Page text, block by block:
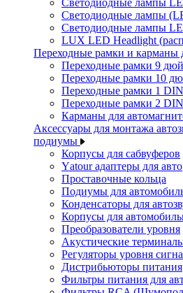
Светодиодные лампы
Светодиодные лампы
Светодиодные лампы
LUX LED Headlight
Переходные рамки и карманы
Переходные рамки 9
Переходные рамки 10
Переходные рамки 1
Переходные рамки 2
Карманы для
Аксессуары для монтажа
подиумы
Корпусы для сабвуферов
Yаtour адаптеры для авто
Проставочные кольца
Подиумы для
Конденсаторы для
Корпусы для
Преобразователи уровня
Акустические
Регуляторы уровня
Дистрибьюторы питания
Фильтры питания для